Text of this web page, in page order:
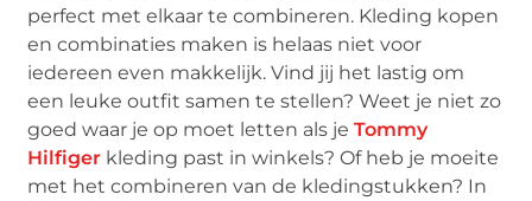
perfect met elkaar te combineren. Kleding kopen
en combinaties maken is helaas niet voor
iedereen even makkelijk. Vind jij het lastig om
een leuke outfit samen te stellen? Weet je niet zo
goed waar je op moet letten als jeTommy
Hilfiger kleding past in winkels? Of heb je moeite
met het combineren van de kledingstukken? In